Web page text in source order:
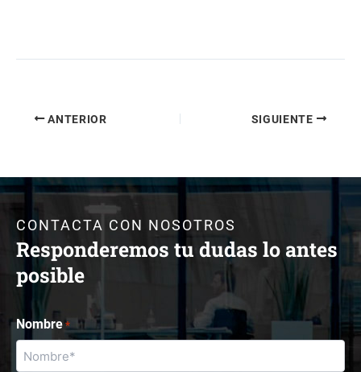
ANTERIOR SIGUIENTE
CONTACTA CON NOSOTROS
Responderemos tu dudas lo antes
posible
Nombre *